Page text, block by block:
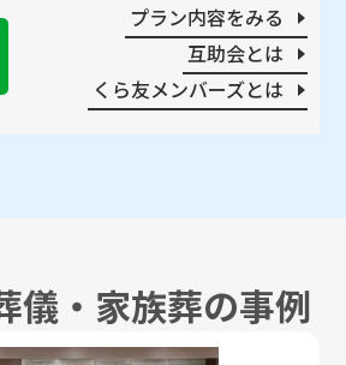
プラン内容をみる
互助会とは
くら友メンバーズとは
儀・家族葬の事例